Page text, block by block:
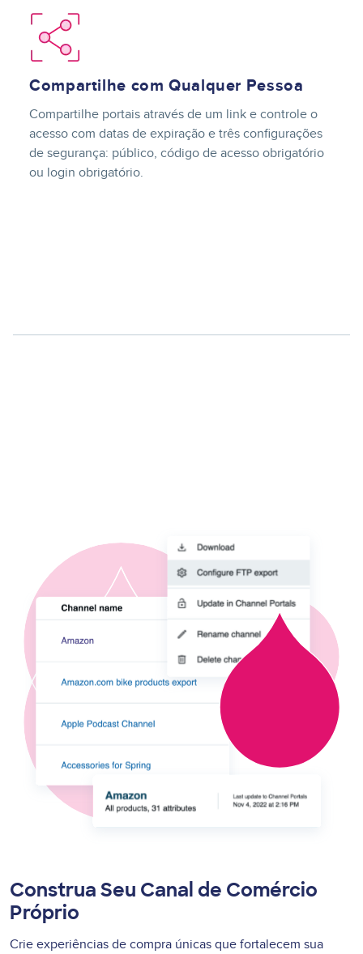
Image
Compartilhe com Qualquer Pessoa
Compartilhe portais através de um link e controle o
acesso com datas de expiração e três configurações
de segurança: público, código de acesso obrigatório
ou login obrigatório.
Construa Seu Canal de Comércio
Próprio
Crie experiências de compra únicas que fortalecem sua